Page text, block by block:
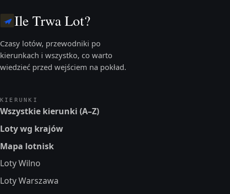
Ile Trwa Lot?
Czasy lotów, przewodniki po
kierunkach i wszystko, co warto
wiedzieć przed wejściem na pokład.
KIERUNKI
Wszystkie kierunki (A–Z)
Loty wg krajów
Mapa lotnisk
Loty Wilno
Loty Warszawa